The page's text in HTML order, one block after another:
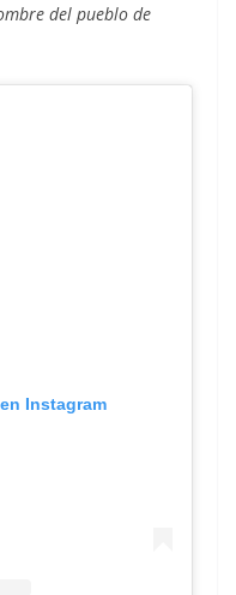
del pueblo de
Instagram